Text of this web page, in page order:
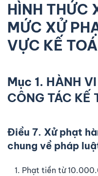
HÌNH THỨC
MỨC XỬ
VỰC KẾ
Mục 1. HÀNH
CÔNG TÁC KẾ
Điều 7. Xử phạt
chung về pháp
Phạt tiền từ